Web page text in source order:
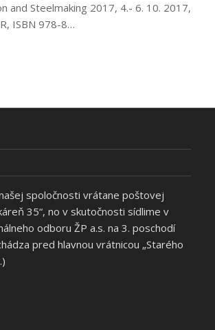
and Steelmaking 2017, 4.- 6. 10. 2017,
ISBN 978-8…
spoločnosti vrátane poštovej
35“, no v skutočnosti sídlime v
odboru ŽP a.s. na 3. poschodí
pred hlavnou vrátnicou „Starého